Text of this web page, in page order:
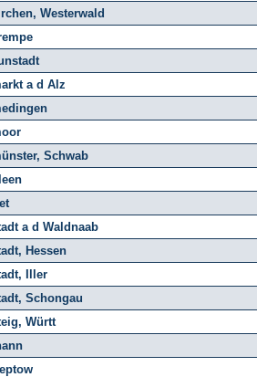
Westerwald
a d Alz
Schwab
a d Waldnaab
Hessen
Iller
Schongau
Württ